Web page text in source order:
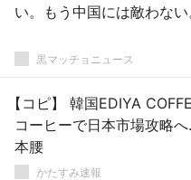
い。もう中国には敵わない
黒マッチョニュース
【コピ】 韓国EDIYA
コーヒーで日本市場攻略
本腰
かたすみ速報